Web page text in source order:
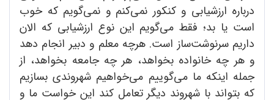
درباره ارزشیابی و کنکور نمی‌کنم و نمی‌گویم که خوب
است یا بد؛ فقط می‌گویم این نوع ارزشیابی که الان
داریم سرنوشت‌ساز است. هرچه معلم و دبیر انجام دهد
و هر چه خانواده بخواهد، هر چه جامعه بخواهد، از
جمله اینکه ما می‌گوییم می‌خواهیم شهروندی بسازیم
که بتواند با شهروند دیگر تعامل کند این خواست ما و